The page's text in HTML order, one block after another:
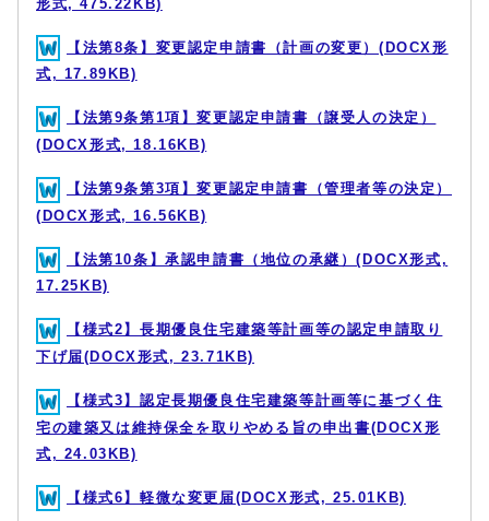
形式, 475.22KB)
【法第8条】変更認定申請書（計画の変更）(DOCX形
式, 17.89KB)
【法第9条第1項】変更認定申請書（譲受人の決定）
(DOCX形式, 18.16KB)
【法第9条第3項】変更認定申請書（管理者等の決定）
(DOCX形式, 16.56KB)
【法第10条】承認申請書（地位の承継）(DOCX形式,
17.25KB)
【様式2】長期優良住宅建築等計画等の認定申請取り
下げ届(DOCX形式, 23.71KB)
【様式3】認定長期優良住宅建築等計画等に基づく住
宅の建築又は維持保全を取りやめる旨の申出書(DOCX形
式, 24.03KB)
【様式6】軽微な変更届(DOCX形式, 25.01KB)